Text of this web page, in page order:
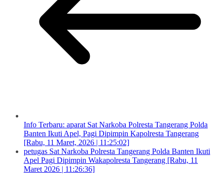
Info Terbaru: aparat Sat Narkoba Polresta Tangerang Polda
Banten Ikuti Apel, Pagi Dipimpin Kapolresta Tangerang
[Rabu, 11 Maret, 2026 | 11:25:02]
petugas Sat Narkoba Polresta Tangerang Polda Banten Ikuti
Apel Pagi Dipimpin Wakapolresta Tangerang [Rabu, 11
Maret 2026 | 11:26:36]